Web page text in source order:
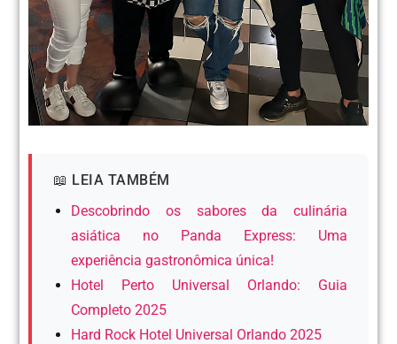
📖 LEIA TAMBÉM
Descobrindo os sabores da culinária
asiática no Panda Express: Uma
experiência gastronômica única!
Hotel Perto Universal Orlando: Guia
Completo 2025
Hard Rock Hotel Universal Orlando 2025